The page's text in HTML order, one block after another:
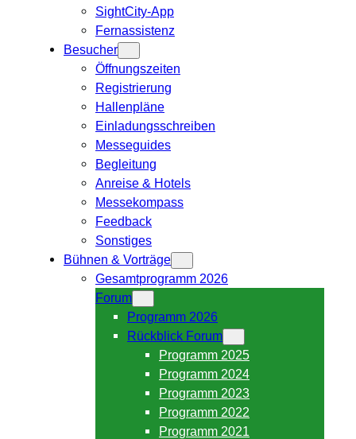
SightCity-App
Fernassistenz
Besucher
Öffnungszeiten
Registrierung
Hallenpläne
Einladungsschreiben
Messeguides
Begleitung
Anreise & Hotels
Messekompass
Feedback
Sonstiges
Bühnen & Vorträge
Gesamtprogramm 2026
Forum
Programm 2026
Rückblick Forum
Programm 2025
Programm 2024
Programm 2023
Programm 2022
Programm 2021